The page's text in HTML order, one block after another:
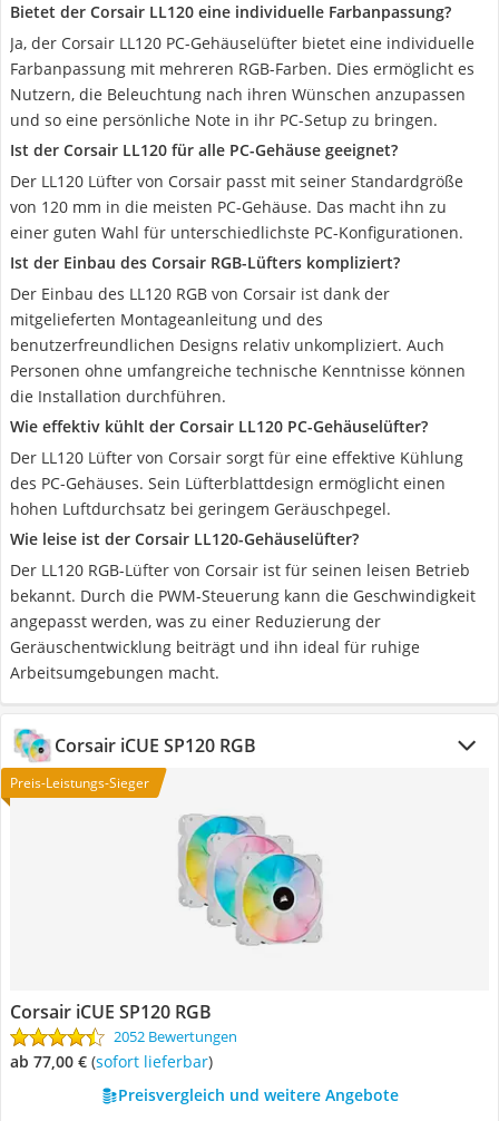
Bietet der Corsair LL120 eine individuelle Farbanpassung?
Ja, der Corsair LL120 PC-Gehäuselüfter bietet eine individuelle
Farbanpassung mit mehreren RGB-Farben. Dies ermöglicht es
Nutzern, die Beleuchtung nach ihren Wünschen anzupassen
und so eine persönliche Note in ihr PC-Setup zu bringen.
Ist der Corsair LL120 für alle PC-Gehäuse geeignet?
Der LL120 Lüfter von Corsair passt mit seiner Standardgröße
von 120 mm in die meisten PC-Gehäuse. Das macht ihn zu
einer guten Wahl für unterschiedlichste PC-Konfigurationen.
Ist der Einbau des Corsair RGB-Lüfters kompliziert?
Der Einbau des LL120 RGB von Corsair ist dank der
mitgelieferten Montageanleitung und des
benutzerfreundlichen Designs relativ unkompliziert. Auch
Personen ohne umfangreiche technische Kenntnisse können
die Installation durchführen.
Wie effektiv kühlt der Corsair LL120 PC-Gehäuselüfter?
Der LL120 Lüfter von Corsair sorgt für eine effektive Kühlung
des PC-Gehäuses. Sein Lüfterblattdesign ermöglicht einen
hohen Luftdurchsatz bei geringem Geräuschpegel.
Wie leise ist der Corsair LL120-Gehäuselüfter?
Der LL120 RGB-Lüfter von Corsair ist für seinen leisen Betrieb
bekannt. Durch die PWM-Steuerung kann die Geschwindigkeit
angepasst werden, was zu einer Reduzierung der
Geräuschentwicklung beiträgt und ihn ideal für ruhige
Arbeitsumgebungen macht.
Corsair iCUE SP120 RGB
Preis-Leistungs-Sieger
Corsair iCUE SP120 RGB
2052 Bewertungen
ab 77,00 € ( Sofort lieferbar)
Preisvergleich und weitere Angebote